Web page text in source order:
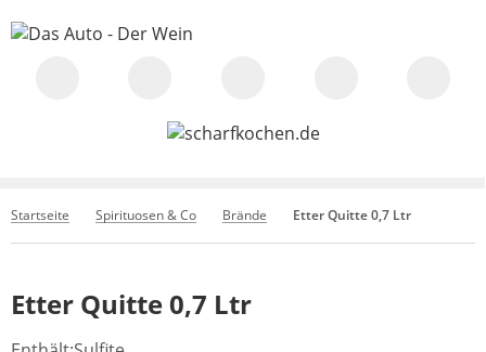
Startseite Spirituosen & Co Brände Etter Quitte 0,7 Ltr
Etter Quitte 0,7 Ltr